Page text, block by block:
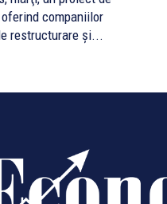
companiilor
restructurare şi...